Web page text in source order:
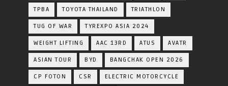
TPBA TOYOTA​ THAILAND​ TRIATHLON
TUG OF WAR TYREXPO ASIA 2024
WEIGHT LIFTING AAC 13RD ATUS AVATR
ASIAN TOUR BYD BANGCHAK OPEN 2026
CP FOTON CSR ELECTRIC MOTORCYCLE